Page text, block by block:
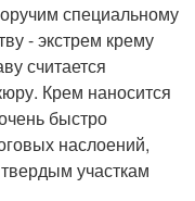
специальному
- экстрем крему
считается
Крем наносится
быстро
наслоений,
участкам